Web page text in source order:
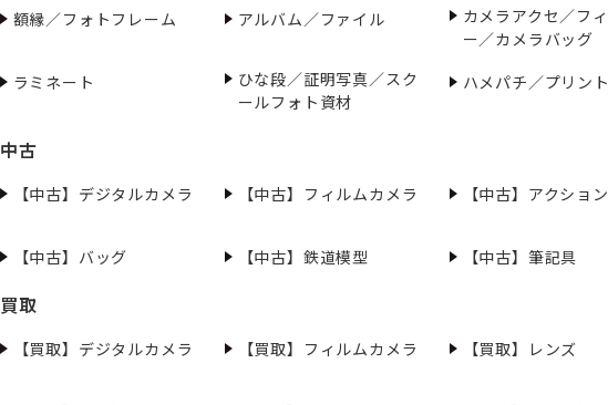
額縁／フォトフレーム
アルバム／ファイル
カメラアクセ／フ
ー／カメラバッグ
ラミネート
ひな段／証明写真／スク
ールフォト資材
ハメパチ／プリン
中古
【中古】デジタルカメラ 【中古】フィルムカメラ 【中古】アクショ
【中古】バッグ 【中古】鉄道模型 【中古】筆記具
買取
【買取】デジタルカメラ 【買取】フィルムカメラ 【買取】レンズ